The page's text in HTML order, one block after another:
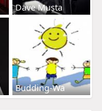
Dave Musta
Budding-Wa